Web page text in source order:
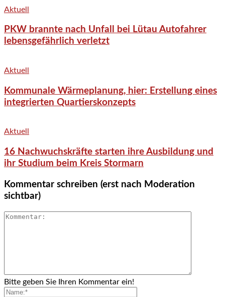
Aktuell
PKW brannte nach Unfall bei Lütau Autofahrer
lebensgefährlich verletzt
Aktuell
Kommunale Wärmeplanung, hier: Erstellung eines
integrierten Quartierskonzepts
Aktuell
16 Nachwuchskräfte starten ihre Ausbildung und
ihr Studium beim Kreis Stormarn
Kommentar schreiben (erst nach Moderation
sichtbar)
Bitte geben Sie Ihren Kommentar ein!